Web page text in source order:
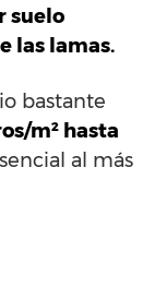
suelo
las lamas.
bastante
m² hasta
al más